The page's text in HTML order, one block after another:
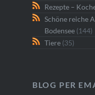
Rezepte –
Schöne reiche
Bodensee(144)
Tiere(35)
BLOG PER